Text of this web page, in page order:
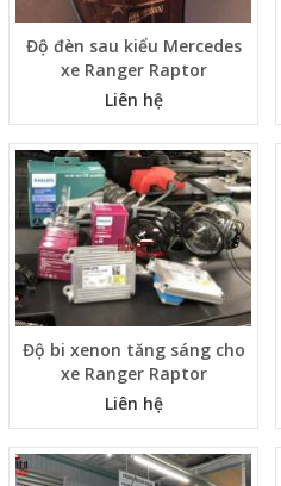
Độ đèn sau kiểu Mercedes
xe Ranger Raptor
Liên hệ
Độ bi xenon tăng sáng cho
xe Ranger Raptor
Liên hệ